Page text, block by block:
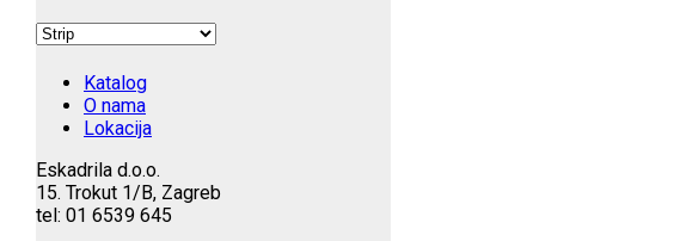
Katalog
O nama
Lokacija
Eskadrila d.o.o.
15. Trokut 1/B, Zagreb
tel: 01 6539 645